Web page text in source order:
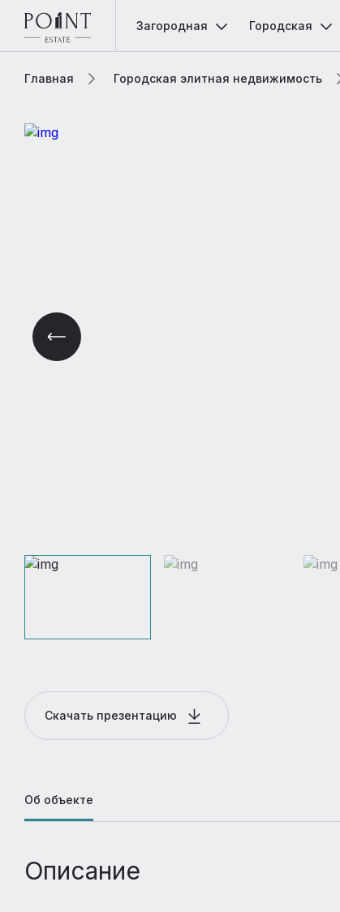
Загородная Городская
Главная Городская элитная недвижимость
Скачать презентацию
Об объекте
Описание